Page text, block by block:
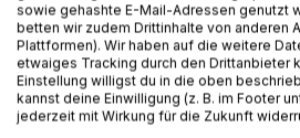
Nämlich ins Kino gefahren werden,
Führerschein für einen Monat
nur, dass sie einen hinterher sitzen
auch noch ständig von Alb- und
weil es ja soooo einen Spaß
Horrorfilme anzusehen, in die man
sowie gehashte E-Mail-Adressen genutzt
betten wir zudem Drittinhalte von anderen
Plattformen). Wir haben auf die weitere
etwaiges Tracking durch den Drittanbieter
Einstellung willigst du in die oben
kannst deine Einwilligung (z. B. im Footer
jederzeit mit Wirkung für die Zukunft